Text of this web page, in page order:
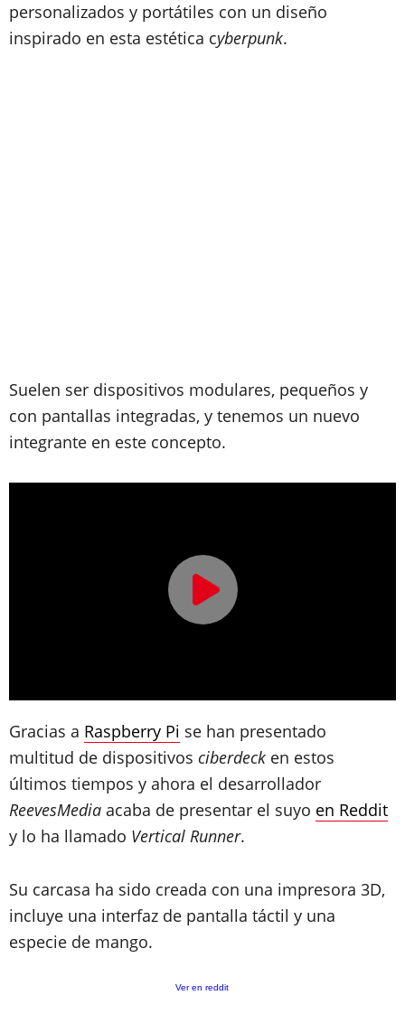
personalizados y portátiles con un diseño
inspirado en esta estética cyberpunk.
Suelen ser dispositivos modulares, pequeños y
con pantallas integradas, y tenemos un nuevo
integrante en este concepto.
Gracias a Raspberry Pi se han presentado
multitud de dispositivos ciberdeck en estos
últimos tiempos y ahora el desarrollador
ReevesMedia acaba de presentar el suyo en Reddit
y lo ha llamado Vertical Runner.
Su carcasa ha sido creada con una impresora 3D,
incluye una interfaz de pantalla táctil y una
especie de mango.
Ver en reddit